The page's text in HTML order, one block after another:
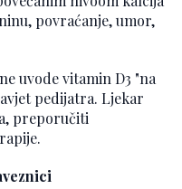
povraćanje, umor,
uvode vitamin D3 "na
pedijatra. Ljekar
preporučiti